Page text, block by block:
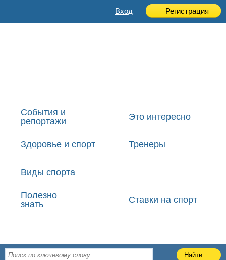
Вход Регистрация
События и
репортажи
Это интересно
Здоровье и спорт Тренеры
Виды спорта
Полезно
знать
Ставки на спорт